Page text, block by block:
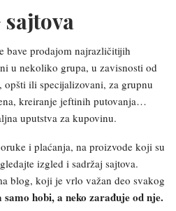
sajtova
bave prodajom najrazličitijih
u nekoliko grupa, u zavisnosti od
ili specijalizovani, za grupnu
kreiranje jeftinih putovanja…
uputstva za kupovinu.
i plaćanja, na proizvode koji su
izgled i sadržaj sajtova.
blog, koji je vrlo važan deo svakog
hobi, a neko zarađuje od nje.